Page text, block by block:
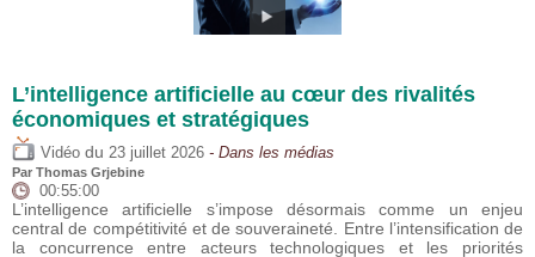
L’intelligence artificielle au cœur des rivalités
économiques et stratégiques
Vidéo du 23 juillet 2026 - Dans les médias
Par Thomas Grjebine
00:55:00
L’intelligence artificielle s’impose désormais comme un enjeu
central de compétitivité et de souveraineté. Entre l’intensification de
la concurrence entre acteurs technologiques et les priorités